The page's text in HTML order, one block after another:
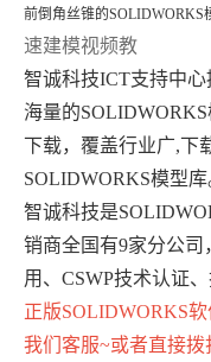
前倒角丝锥的SOLIDWORKS
速建模视频教
智诚科技ICT支持中
海量的
下载，覆盖行业广,下
SOLIDWORKS模型库
智诚科技是
销商全国有9家分公
用、CSWP技术认证
正版SOLIDWORKS软
我们客服~或者直接拨